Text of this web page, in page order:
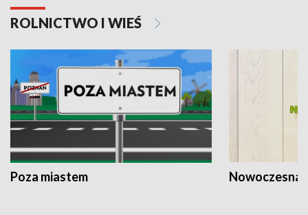
ROLNICTWO I WIEŚ
Poza miastem Nowoczesna